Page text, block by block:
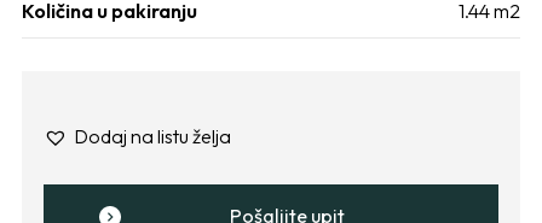
Količina u pakiranju 1.44 m2
Dodaj na listu želja
Pošaljite upit